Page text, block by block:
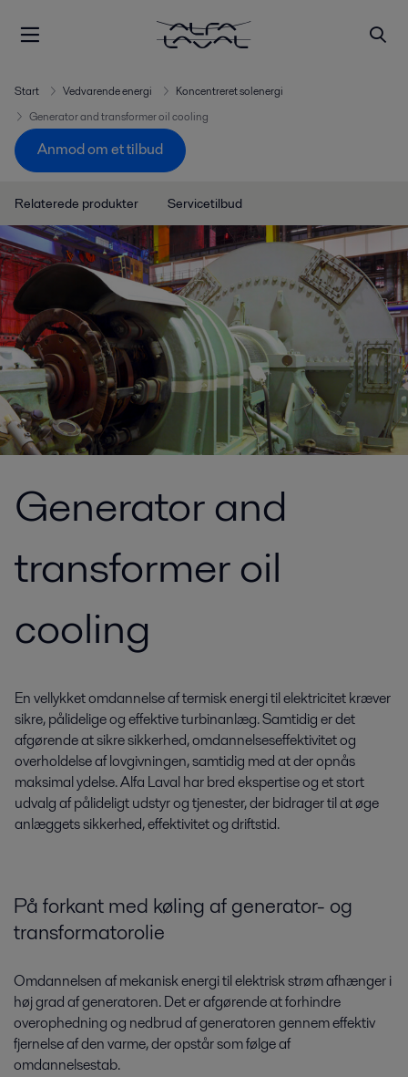
Start Vedvarende energi
Koncentreret solenergi
Generator and transformer oil cooling
Anmod om et tilbud
Relaterede produkter Servicetilbud
Generator and
transformer oil
cooling
En vellykket omdannelse af termisk energi til elektricitet kræver
sikre, pålidelige og effektive turbinanlæg. Samtidig er det
afgørende at sikre sikkerhed, omdannelseseffektivitet og
overholdelse af lovgivningen, samtidig med at der opnås
maksimal ydelse. Alfa Laval har bred ekspertise og et stort
udvalg af pålideligt udstyr og tjenester, der bidrager til at øge
anlæggets sikkerhed, effektivitet og driftstid.
På forkant med køling af generator- og
transformatorolie
Omdannelsen af mekanisk energi til elektrisk strøm afhænger i
høj grad af generatoren. Det er afgørende at forhindre
overophedning og nedbrud af generatoren gennem effektiv
fjernelse af den varme, der opstår som følge af
omdannelsestab.